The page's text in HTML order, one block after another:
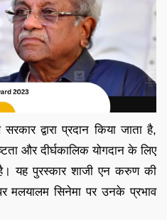
द्वारा प्रदान किया जाता है,
और दीर्घकालिक योगदान के लिए
है। यह पुरस्कार शाजी एन करुण की
मलयालम सिनेमा पर उनके प्रभाव